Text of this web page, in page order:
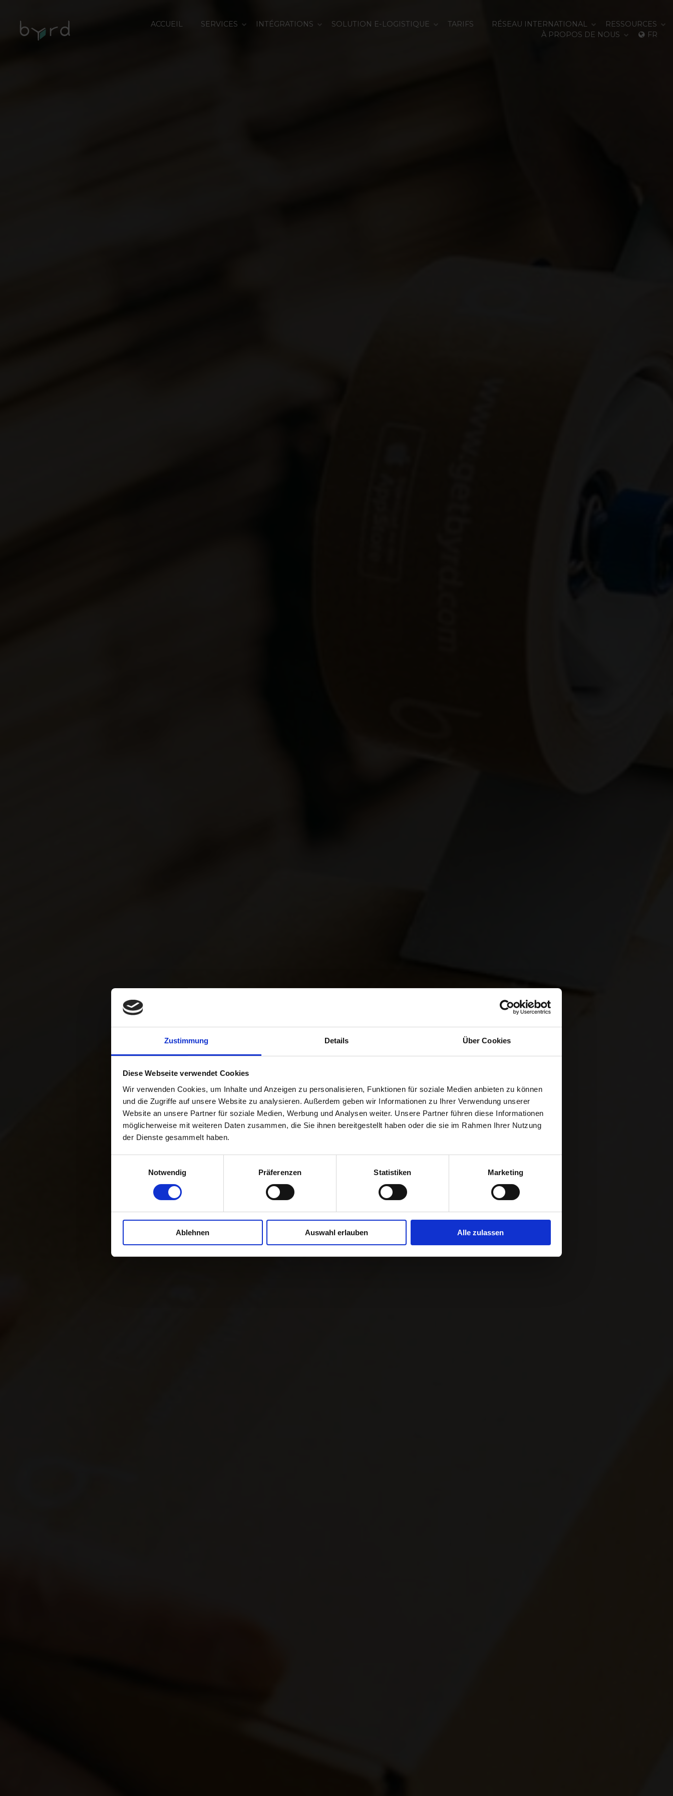
Zustimmung Details Über Cookies
Diese Webseite verwendet Cookies
Wir verwenden Cookies, um Inhalte und Anzeigen zu personalisieren, Funktionen für soziale Medien anbieten zu können
und die Zugriffe auf unsere Website zu analysieren. Außerdem geben wir Informationen zu Ihrer Verwendung unserer
Website an unsere Partner für soziale Medien, Werbung und Analysen weiter. Unsere Partner führen diese Informationen
möglicherweise mit weiteren Daten zusammen, die Sie ihnen bereitgestellt haben oder die sie im Rahmen Ihrer Nutzung
der Dienste gesammelt haben.
Notwendig
Präferenzen Statistiken Marketing
Ablehnen Auswahl erlauben Alle zulassen
ACCUEIL SERVICES INTÉGRATIONS SOLUTION E-LOGISTIQUE TARIFS RÉSEAU INTERNATIONAL
RESSOURCES
À PROPOS DE NOUS
FR
BLOG E-COMMERCE ET E-
LOGISTIQUE
Expertise en matière de logistique et de e-commerce pour la
croissance de votre entreprise